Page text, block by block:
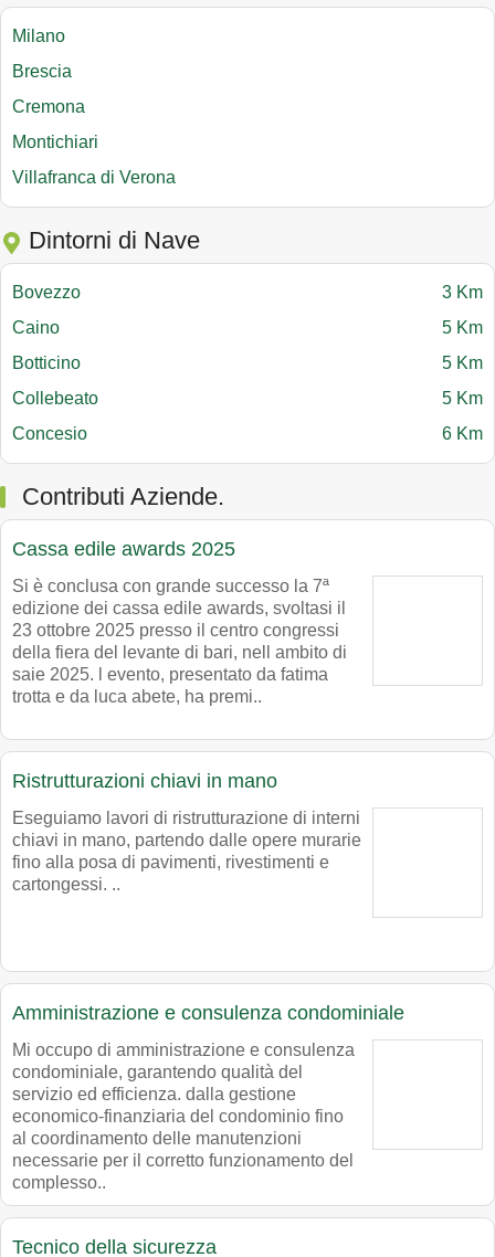
Milano
Brescia
Cremona
Montichiari
Villafranca di Verona
Dintorni di Nave
Bovezzo
3 Km
Caino
5 Km
Botticino
5 Km
Collebeato
5 Km
Concesio
6 Km
Contributi Aziende.
Cassa edile awards 2025
Si è conclusa con grande successo la 7ª
edizione dei cassa edile awards, svoltasi il
23 ottobre 2025 presso il centro congressi
della fiera del levante di bari, nell ambito di
saie 2025. l evento, presentato da fatima
trotta e da luca abete, ha premi..
Ristrutturazioni chiavi in mano
Eseguiamo lavori di ristrutturazione di interni
chiavi in mano, partendo dalle opere murarie
fino alla posa di pavimenti, rivestimenti e
cartongessi. ..
Amministrazione e consulenza condominiale
Mi occupo di amministrazione e consulenza
condominiale, garantendo qualità del
servizio ed efficienza. dalla gestione
economico-finanziaria del condominio fino
al coordinamento delle manutenzioni
necessarie per il corretto funzionamento del
complesso..
Tecnico della sicurezza